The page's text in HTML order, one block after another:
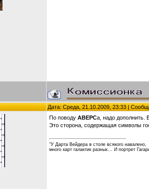
Дата: Среда, 21.10.2009, 23:33 |
По поводу АВЕРСа, надо дополнить.
Это сторона, содержащая символы
"У Дарта Вейдера в столе всякого навалено,
много карт галактик разных... И портрет